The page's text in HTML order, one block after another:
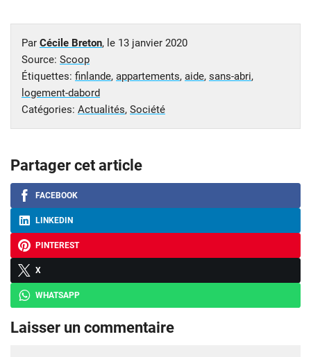
Par Cécile Breton, le 13 janvier 2020
Source: Scoop
Étiquettes: finlande, appartements, aide, sans-abri,
logement-dabord
Catégories: Actualités, Société
Partager cet article
FACEBOOK
LINKEDIN
PINTEREST
X
WHATSAPP
Laisser un commentaire